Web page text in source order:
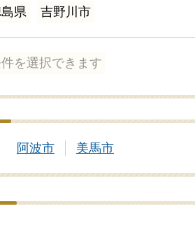
県 吉野川市
を選択できます
阿波市 美馬市